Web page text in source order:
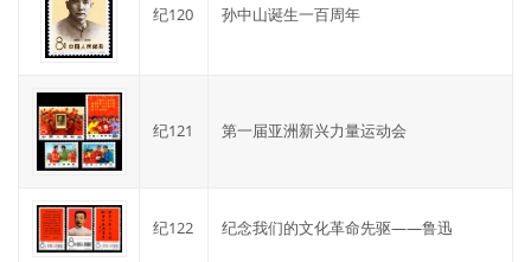
纪120 孙中山诞生一百周年
纪121 第一届亚洲新兴力量运动会
纪122 纪念我们的文化革命先驱——鲁迅